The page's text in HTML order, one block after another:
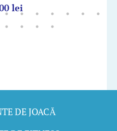
lei
DE JOACĂ